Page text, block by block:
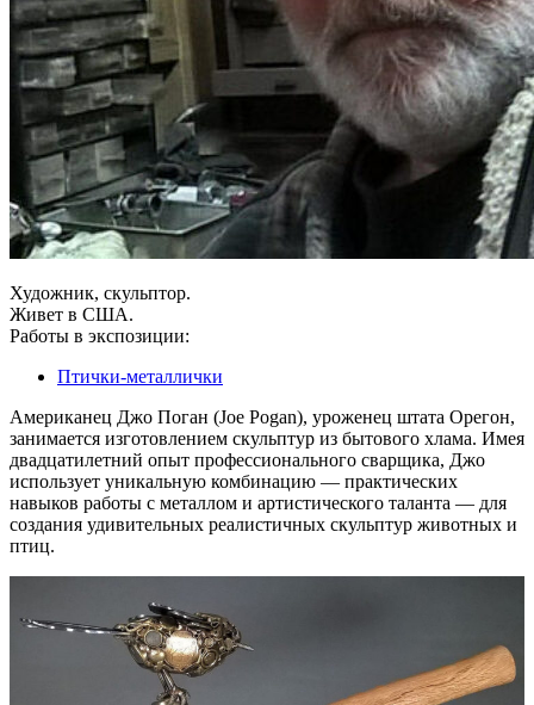
Художник, скульптор.
Живет в США.
Работы в экспозиции:
Птички-металлички
Американец Джо Поган (Joe Pogan), уроженец штата Орегон,
занимается изготовлением скульптур из бытового хлама. Имея
двадцатилетний опыт профессионального сварщика, Джо
использует уникальную комбинацию — практических
навыков работы с металлом и артистического таланта — для
создания удивительных реалистичных скульптур животных и
птиц.